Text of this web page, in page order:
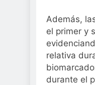
Además,
el primer y
relativa
durante el